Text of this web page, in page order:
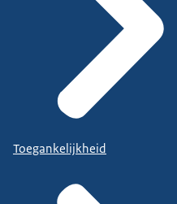
Toegankelijkheid